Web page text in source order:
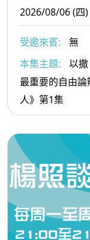
2026/08/06 (四
受邀來賓:
無
本集主題:
以
最重要的自由
人》第1集